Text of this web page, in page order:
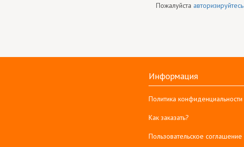
Пожалуйста авторизируйтесь
Информация
Политика конфиденциальности
Как заказать?
Пользовательское соглашение